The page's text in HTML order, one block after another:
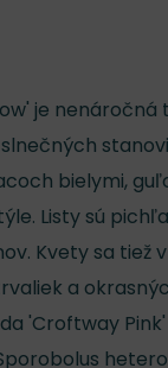
je nenáročná
bielymi,
Listy sú
Kvety sa tiež
a
'Croftway